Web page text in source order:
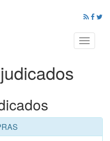
Toggle